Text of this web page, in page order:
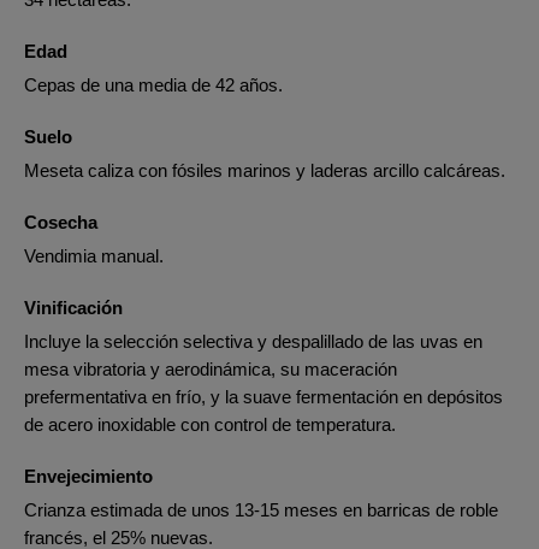
Edad
Cepas de una media de 42 años.
Suelo
Meseta caliza con fósiles marinos y laderas arcillo calcáreas.
Cosecha
Vendimia manual.
Vinificación
Incluye la selección selectiva y despalillado de las uvas en
mesa vibratoria y aerodinámica, su maceración
prefermentativa en frío, y la suave fermentación en depósitos
de acero inoxidable con control de temperatura.
Envejecimiento
Crianza estimada de unos 13-15 meses en barricas de roble
francés, el 25% nuevas.